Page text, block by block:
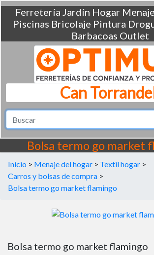
Ferretería Jardín Hogar Menaje
Piscinas Bricolaje Pintura
Barbacoas Outlet
Can
Bolsa termo go market
Inicio > Menaje del hogar > Textil hogar >
Carros y bolsas de compra >
Bolsa termo go market flamingo
Bolsa termo go market flamingo